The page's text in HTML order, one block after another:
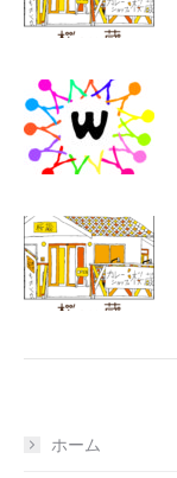
ホーム